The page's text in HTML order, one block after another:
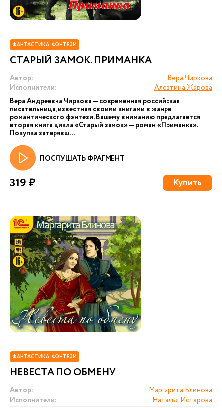
ФАНТАСТИКА. ФЭНТЕЗИ
СТАРЫЙ ЗАМОК. ПРИМАНКА
Автор:
Вера Чиркова
Исполнители:
Алевтина Жарова
Вера Андреевна Чиркова — современная российская
писательница, известная своими книгами в жанре
романтического фэнтези. Вашему вниманию предлагается
вторая книга цикла «Старый замок» — роман «Приманка».
Покупка затерявш...
ПОСЛУШАТЬ ФРАГМЕНТ
319 ₽ Купить
ФАНТАСТИКА. ФЭНТЕЗИ
НЕВЕСТА ПО ОБМЕНУ
Автор:
Маргарита Блинова
Исполнители:
Наталья Истарова